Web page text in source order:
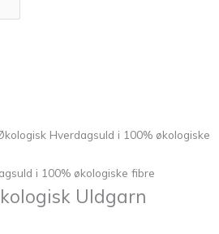
Hverdagsuld i 100% økologiske
i 100% økologiske fibre
Uldgarn